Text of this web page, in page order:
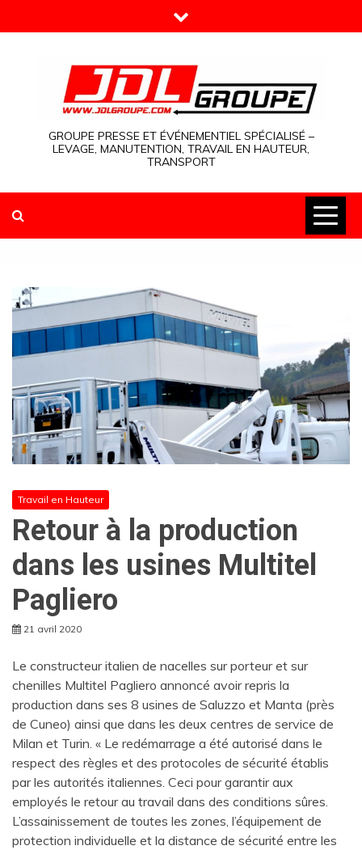
to
GROUPE PRESSE ET ÉVÉNEMENTIEL SPÉCIALISÉ –
LEVAGE, MANUTENTION, TRAVAIL EN HAUTEUR,
TRANSPORT
Travail en Hauteur
Retour à la production
dans les usines Multitel
Pagliero
21 avril 2020
Le constructeur italien de nacelles sur porteur et sur
chenilles Multitel Pagliero annoncé avoir repris la
production dans ses 8 usines de Saluzzo et Manta (près
de Cuneo) ainsi que dans les deux centres de service de
Milan et Turin. « Le redémarrage a été autorisé dans le
respect des règles et des protocoles de sécurité établis
par les autorités italiennes. Ceci pour garantir aux
employés le retour au travail dans des conditions sûres.
L’assainissement de toutes les zones, l’équipement de
protection individuelle et la distance de sécurité entre les